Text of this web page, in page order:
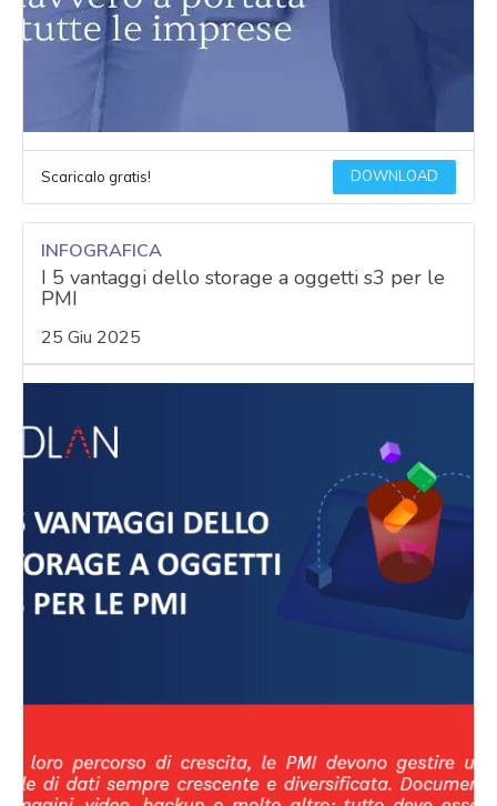
Scaricalo gratis! DOWNLOAD
INFOGRAFICA
I 5 vantaggi dello storage a oggetti s3 per le
PMI
25 Giu 2025